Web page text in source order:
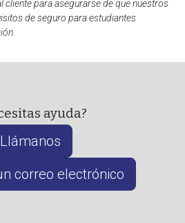
cliente para asegurarse de que nuestros
de seguro para estudiantes
ayuda?
Llámanos
correo electrónico